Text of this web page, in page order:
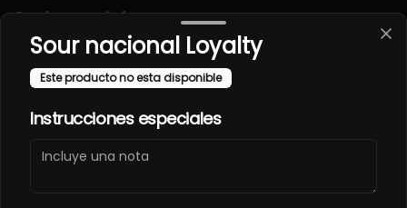
Redes sociales
Instagram
Facebook
Mi cuenta
Sour nacional Loyalty
Este producto no esta disponible
Instrucciones especiales